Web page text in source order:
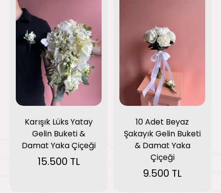
Karışık Lüks Yatay
Gelin Buketi &
Damat Yaka Çiçeği
15.500 TL
10 Adet Beyaz
Şakayık Gelin Buketi
& Damat Yaka
Çiçeği
9.500 TL